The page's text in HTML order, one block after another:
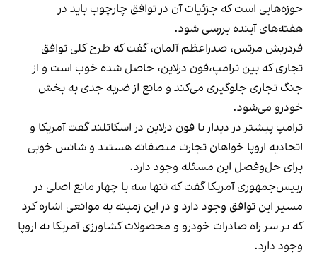
حوزه‌هایی است که جزئیات آن در توافق چارچوب باید در
هفته‌های آینده بررسی شود.
فردریش مرتس، صدراعظم آلمان، گفت که طرح کلی توافق
تجاری که بین ترامپ،فون درلاین، حاصل شده خوب است و از
جنگ تجاری جلوگیری می‌کند و مانع از ضربه جدی به بخش
خودرو می‌شود.
ترامپ پیشتر در دیدار با فون درلاین در اسکاتلند گفت آمریکا و
اتحادیه اروپا خواهان تجارت منصفانه هستند و شانس خوبی
برای حل‌وفصل این مسئله وجود دارد.
رییس‌جمهوری آمریکا گفت که تنها سه یا چهار مانع اصلی در
مسیر این توافق وجود دارد و در این زمینه به موانعی اشاره کرد
که بر سر راه صادرات خودرو و محصولات کشاورزی آمریکا به اروپا
وجود دارد.